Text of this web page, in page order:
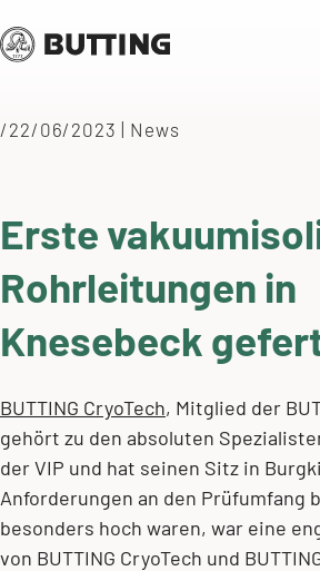
/22/06/2023 News
Erste
Rohrleitungen in
Knesebeck
BUTTING CryoTech, Mitglied der
gehört zu den absoluten
der VIP und hat seinen Sitz in
Anforderungen an den Prüfumfang
besonders hoch waren, war eine
von BUTTING CryoTech und